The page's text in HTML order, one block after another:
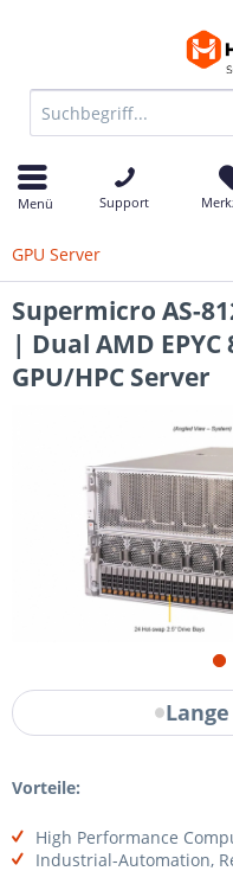
Menü Support
GPU Server
Supermicro AS-
| Dual AMD EPYC
GPU/HPC Server
Vorteile:
High Performance
Industrial-Automation,